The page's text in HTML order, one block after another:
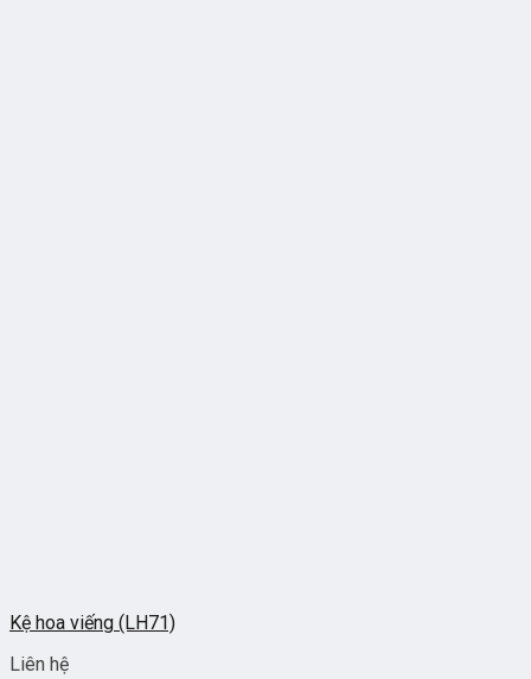
Kệ hoa viếng (LH71)
Liên hệ